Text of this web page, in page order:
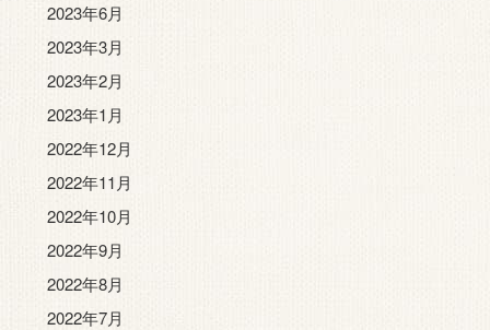
2023年6月
2023年3月
2023年2月
2023年1月
2022年12月
2022年11月
2022年10月
2022年9月
2022年8月
2022年7月